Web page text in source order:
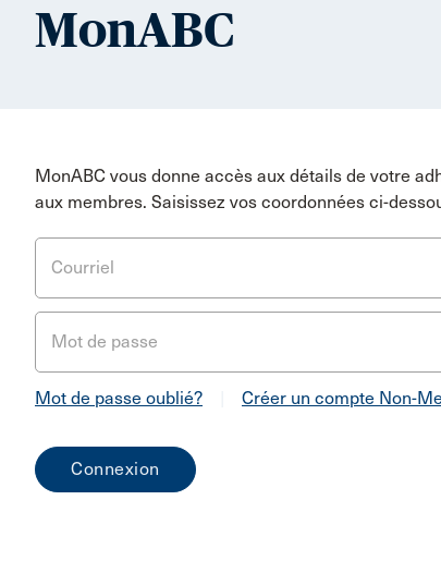
MonABC
MonABC vous donne accès aux détails de votre
aux membres. Saisissez vos coordonnées ci-
Courriel
Mot de passe
Mot de passe oublié? Créer un compte Non-